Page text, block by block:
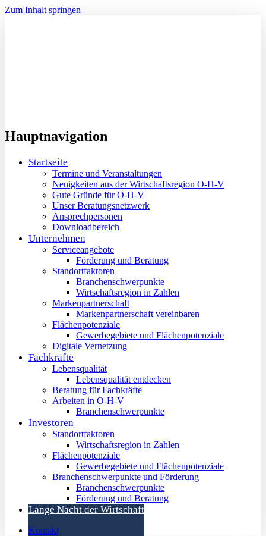
Zum Inhalt springen
Hauptnavigation
Startseite
Termine und Veranstaltungen
Neuigkeiten aus der Wirtschaftsregion O-H-V
Gute Gründe für O-H-V
Unser Beratungsnetzwerk
Ansprechpersonen
Downloadbereich
Unternehmen
Serviceangebote
Förderung und Beratung
Standortfaktoren
Branchenschwerpunkte
Wirtschaftsregion in Zahlen
Markenpartnerschaft
Markenpartnerschaft vereinbaren
Flächenpotenziale
Gewerbegebiete und Flächenpotenziale
Digitale Vernetzung
Fachkräfte
Lebensqualität
Lebensqualität entdecken
Beratung für Fachkräfte
Arbeiten in O-H-V
Branchenschwerpunkte
Investoren
Standortfaktoren
Wirtschaftsregion in Zahlen
Flächenpotenziale
Gewerbegebiete und Flächenpotenziale
Branchenschwerpunkte und Förderung
Branchenschwerpunkte
Förderung und Beratung
Lange Nacht der Wirtschaft
Kontakt